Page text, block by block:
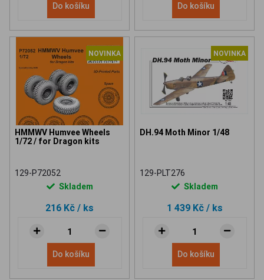
Do košíku Do košíku
NOVINKA
HMMWV Humvee Wheels
1/72 / for Dragon kits
129-P72052
Skladem
216 Kč / ks
Do košíku
NOVINKA
DH.94 Moth Minor 1/48
129-PLT276
Skladem
1 439 Kč / ks
Do košíku